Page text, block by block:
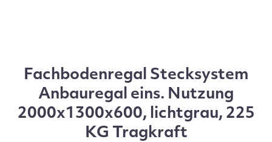
Fachbodenregal Stecksystem
Anbauregal eins. Nutzung
2000x1300x600, lichtgrau, 225
KG Tragkraft